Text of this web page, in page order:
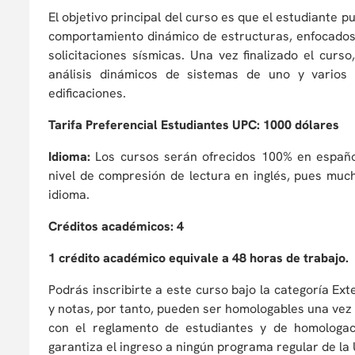
El objetivo principal del curso es que el estudiante
comportamiento dinámico de estructuras,
solicitaciones sísmicas. Una vez finalizado el
análisis dinámicos de sistemas de uno y
edificaciones.
Tarifa Preferencial Estudiantes UPC: 1000 dólares
Idioma: Los cursos serán ofrecidos 100% en
nivel de compresión de lectura en inglés, pues
idioma.
Créditos académicos: 4
1 crédito académico equivale a 48 horas de trabajo.
Podrás inscribirte a este curso bajo la categoría
y notas, por tanto, pueden ser homologables una
con el reglamento de estudiantes y de
garantiza el ingreso a ningún programa regular de la